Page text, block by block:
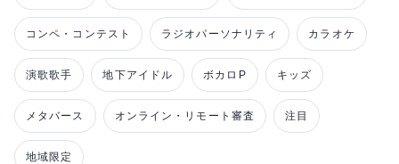
コンペ・コンテスト ラジオパーソナリティ カラオケ
演歌歌手 地下アイドル ボカロP キッズ
メタバース オンライン・リモート審査 注目
地域限定